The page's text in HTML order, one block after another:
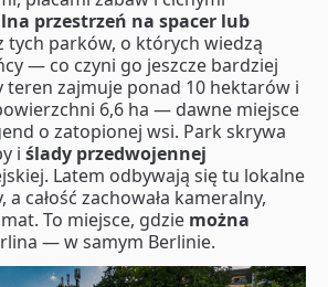
przestrzeń na spacer lub
tych parków, o których wiedzą
— co czyni go jeszcze bardziej
teren zajmuje ponad 10 hektarów i
6,6 ha — dawne miejsce
o zatopionej wsi. Park skrywa
i ślady przedwojennej
Latem odbywają się tu lokalne
całość zachowała kameralny,
To miejsce, gdzie można
— w samym Berlinie.